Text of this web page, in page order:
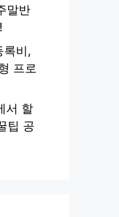
말반
록비,
프로
서 할
팁 공